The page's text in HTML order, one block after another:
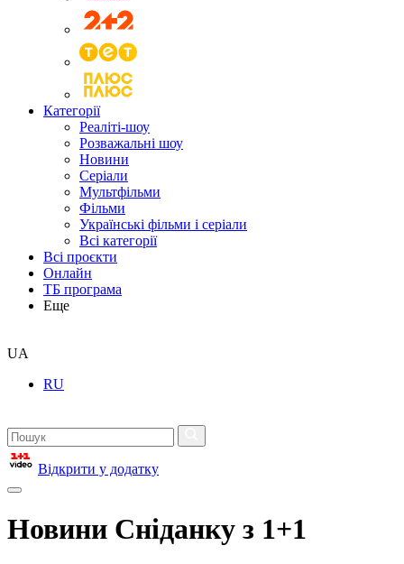
Категорії
Реаліті-шоу
Розважальні шоу
Новини
Серіали
Мультфільми
Фільми
Українські фільми і серіали
Всі категорії
Всі проєкти
Онлайн
ТБ програма
Еще
UA
RU
Відкрити у додатку
Новини Сніданку з 1+1